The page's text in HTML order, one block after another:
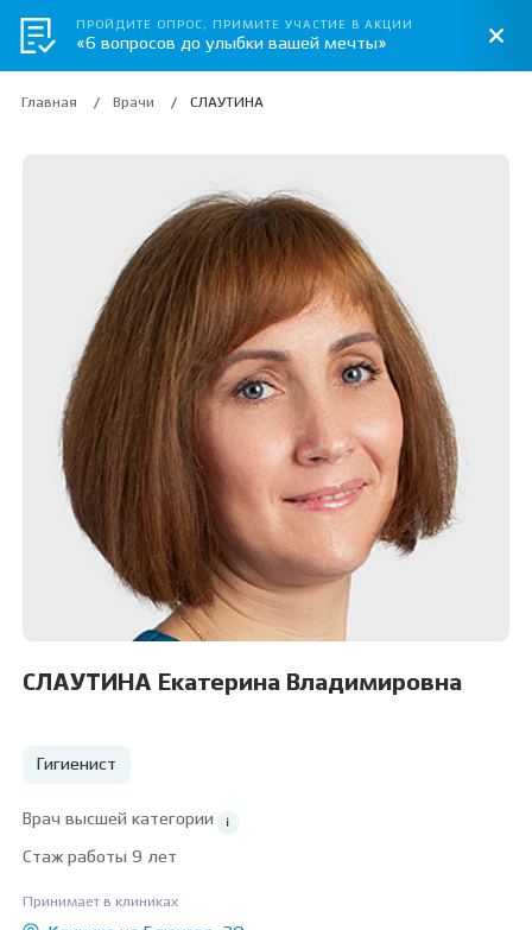
Главная Врачи СЛАУТИНА
СЛАУТИНА Екатерина Владимировна
Гигиенист
Врач высшей категории
Стаж работы 9 лет
Принимает в клиниках
ПРОЙДИТЕ ОПРОС, ПРИМИТЕ УЧАСТИЕ В АКЦИИ
«6 вопросов до улыбки вашей мечты»